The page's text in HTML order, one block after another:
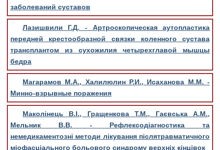
заболеваний суставов
Лазишвили Г.Д. - Артроскопическая аутопластика
передней крестообразной связки коленного сустава
трансплантом из сухожилия четырехглавой мышцы
бедра
Магарамов М.А., Халилюлин Р.И., Исаханова М.М. -
Минно-взрывные поражения
Маколінець В.І., Гращенкова Т.М., Гаєвська А.М.,
Мельник В.В. - Рефлексодіагностика та
немедикаментозні методи лікування післятравматичного
міофасціального больового синдрому верхніх кінцівок